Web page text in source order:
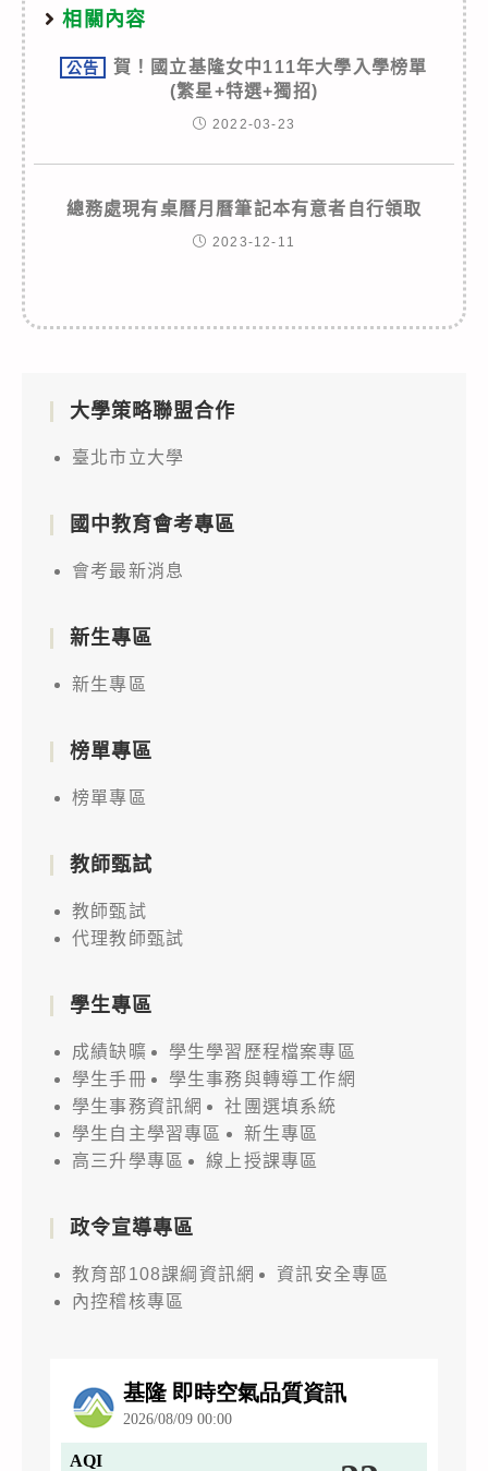
相關內容
公告
賀！國立基隆女中111年大學入學榜單
(繁星+特選+獨招)
2022-03-23
總務處現有桌曆月曆筆記本有意者自行領取
2023-12-11
大學策略聯盟合作
臺北市立大學
國中教育會考專區
會考最新消息
新生專區
新生專區
榜單專區
榜單專區
教師甄試
教師甄試
代理教師甄試
學生專區
成績缺曠
學生學習歷程檔案專區
學生手冊
學生事務與轉導工作網
學生事務資訊網
社團選填系統
學生自主學習專區
新生專區
高三升學專區
線上授課專區
政令宣導專區
教育部108課綱資訊網
資訊安全專區
內控稽核專區